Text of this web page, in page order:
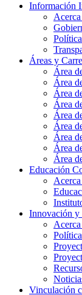
Información
Áreas y
Área
Área
Área
Área
Área
Área
Área
Área
Área
Educación
Innovación y
Vinculación